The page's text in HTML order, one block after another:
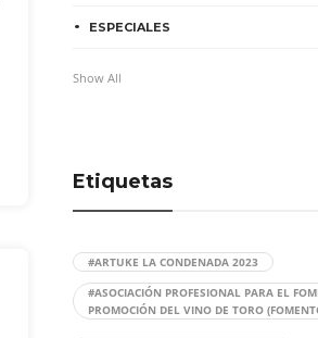
ESPECIALES
Show All
Etiquetas
#ARTUKE LA CONDENADA 2023
#ASOCIACIÓN PROFESIONAL PARA EL
PROMOCIÓN DEL VINO DE TORO